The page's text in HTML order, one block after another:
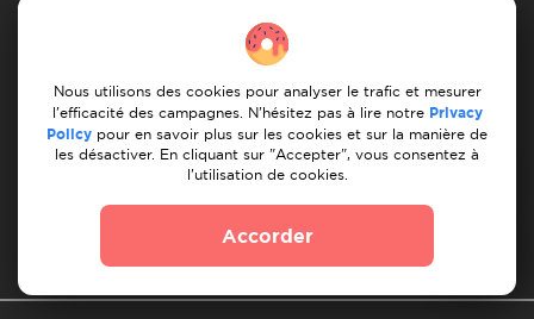
Blog Impression Centre d'aide
Nous contacter
Partenaires
Nous utilisons des cookies pour analyser le trafic et mesurer
l'efficacité des campagnes. N'hésitez pas à lire notre Privacy
Policy pour en savoir plus sur les cookies et sur la manière de
les désactiver. En cliquant sur "Accepter", vous consentez à
l'utilisation de cookies.
Accorder